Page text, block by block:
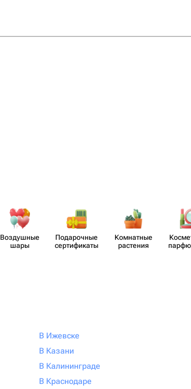
Воздушные
шары
Пода​рочные
серти​фикаты
Комнатные
растения
В Ижевске
В Казани
В Калининграде
В Краснодаре